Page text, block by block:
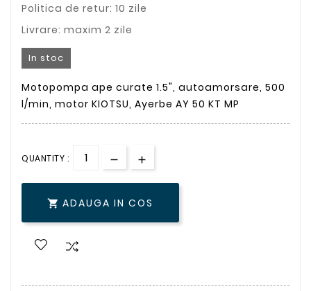
Politica de retur: 10 zile
Livrare: maxim 2 zile
In stoc
Motopompa ape curate 1.5", autoamorsare, 500
l/min, motor KIOTSU, Ayerbe AY 50 KT MP
QUANTITY :
 ADAUGA IN COS